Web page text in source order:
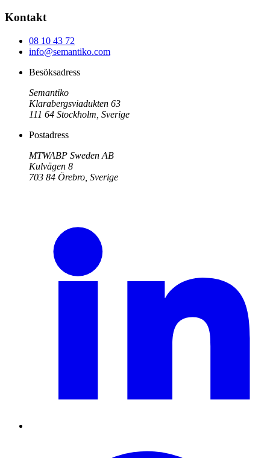
Kontakt
08 10 43 72
info@semantiko.com
Besöksadress
Semantiko
Klarabergsviadukten 63
111 64 Stockholm Sverige
Postadress
MTWABP Sweden AB
Kulvägen 8
703 84 Örebro Sverige